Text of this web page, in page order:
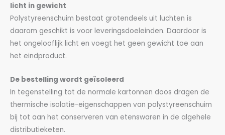
licht in gewicht
Polystyreenschuim bestaat grotendeels uit luchten is
daarom geschikt is voor leveringsdoeleinden. Daardoor is
het ongelooflijk licht en voegt het geen gewicht toe aan
het eindproduct.
De bestelling wordt geïsoleerd
In tegenstelling tot de normale kartonnen doos dragen de
thermische isolatie-eigenschappen van polystyreenschuim
bij tot aan het conserveren van etenswaren in de algehele
distributieketen.